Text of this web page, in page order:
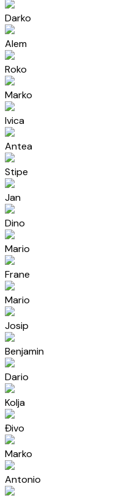
Darko
Alem
Roko
Marko
Ivica
Antea
Stipe
Jan
Dino
Mario
Frane
Mario
Josip
Benjamin
Dario
Kolja
Đivo
Marko
Antonio